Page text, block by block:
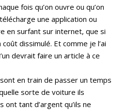
fois qu’on ouvre ou qu’on
une application ou
en surfant sur internet, que si
dissimulé. Et comme je l’ai
devrait faire un article à ce
en train de passer un temps
sorte de voiture ils
ont tant d’argent qu’ils ne